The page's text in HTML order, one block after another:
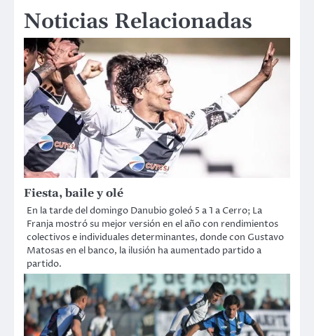
entradas
Noticias Relacionadas
Fiesta, baile y olé
En la tarde del domingo Danubio goleó 5 a 1 a Cerro; La
Franja mostró su mejor versión en el año con rendimientos
colectivos e individuales determinantes, donde con Gustavo
Matosas en el banco, la ilusión ha aumentado partido a
partido.